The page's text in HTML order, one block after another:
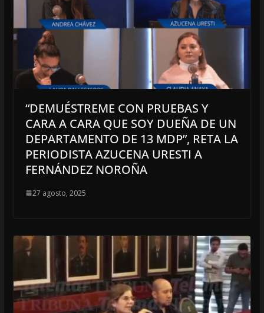
“DEMUÉSTREME CON PRUEBAS Y
CARA A CARA QUE SOY DUEÑA DE UN
DEPARTAMENTO DE 13 MDP”, RETA LA
PERIODISTA AZUCENA URESTI A
FERNÁNDEZ NOROÑA
27 agosto, 2025